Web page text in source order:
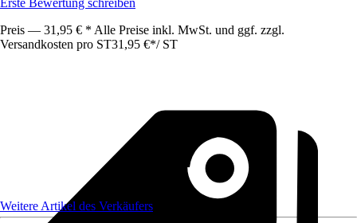
Erste Bewertung schreiben
Preis — 31,95 € * Alle Preise inkl. MwSt. und ggf. zzgl.
Versandkosten pro ST31,95 €*/ ST
Weitere Artikel des Verkäufers